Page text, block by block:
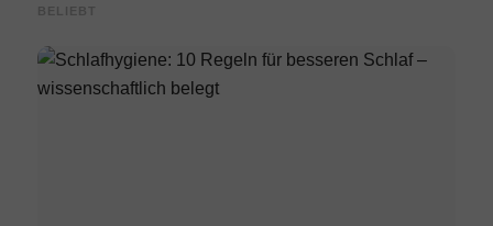
BELIEBT